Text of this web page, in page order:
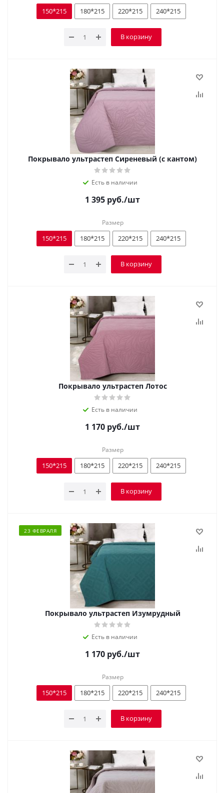
150*215 180*215 220*215 240*215
В корзину
Покрывало ультрастеп Сиреневый (с кантом)
Есть в наличии
1 395 руб./шт
Размер
150*215 180*215 220*215 240*215
В корзину
Покрывало ультрастеп Лотос
Есть в наличии
1 170 руб./шт
Размер
150*215 180*215 220*215 240*215
В корзину
23 ФЕВРАЛЯ
Покрывало ультрастеп Изумрудный
Есть в наличии
1 170 руб./шт
Размер
150*215 180*215 220*215 240*215
В корзину